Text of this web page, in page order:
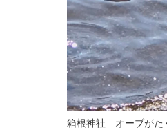
箱根神社 オーブがた